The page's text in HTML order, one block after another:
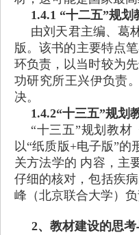
1.4.1 “十二五”规
由刘天君主编、葛
版。该书的主要特点
环负责，以当时较为
功研究所王兴伊负责
决。
1.4.2“十三五”规划
“十三五”规划教
以“纸质版+电子版”
关方法学的 内容，主
仔细的核对，包括疾
峰（北京联合大学）
2、教材建设的思